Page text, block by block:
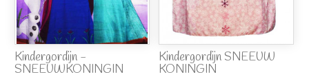
Kindergordijn -
SNEEUWKONINGIN
Kindergordijn SNEEUW
KONINGIN